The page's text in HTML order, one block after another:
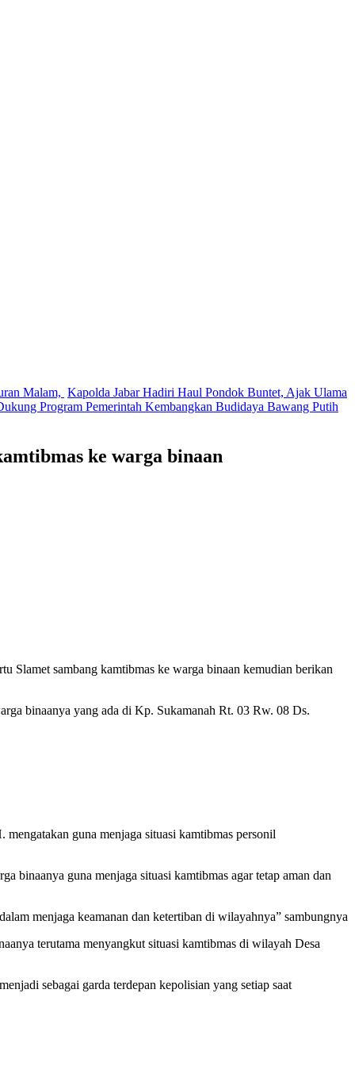
Malam, Kapolda Jabar Hadiri Haul Pondok Buntet, Ajak Ulama
Program Pemerintah Kembangkan Budidaya Bawang Putih
ke warga binaan
sambang kamtibmas ke warga binaan kemudian berikan
binaanya yang ada di Kp. Sukamanah Rt. 03 Rw. 08 Ds.
guna menjaga situasi kamtibmas personil
binaanya guna menjaga situasi kamtibmas agar tetap aman dan
menjaga keamanan dan ketertiban di wilayahnya” sambungnya
terutama menyangkut situasi kamtibmas di wilayah Desa
sebagai garda terdepan kepolisian yang setiap saat